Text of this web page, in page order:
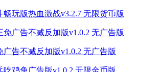
畅玩版热血激战v3.2.7 无限货币版
广告不减反加版v1.0.2 无广告版